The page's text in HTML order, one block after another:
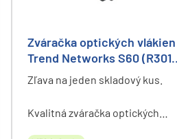
Zváračka optických vlákien
Trend Networks S60 (R301-
S60K)
Zľava na jeden skladový kus.
Kvalitná zváračka optických